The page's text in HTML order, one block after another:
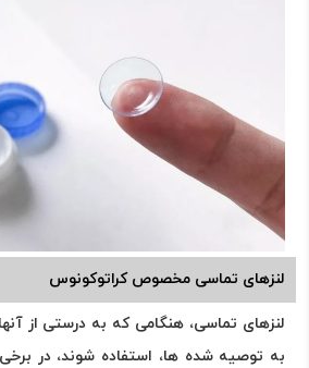
لنزهای تماسی مخصوص کراتوکونوس
لنزهای تماسی، هنگامی که به درستی از
به توصیه شده ها، استفاده شوند، در